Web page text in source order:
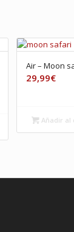
Air – Moon
29,99€
Añadir al